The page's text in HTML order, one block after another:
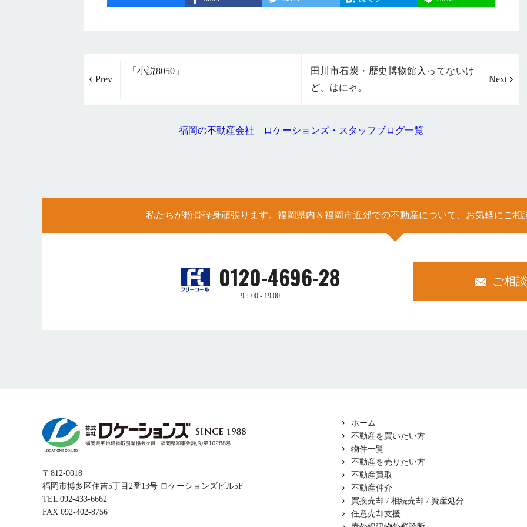
Prev
「小説8050」
Next
田川市石炭・歴史博物館入ってないけ
ど、はにゃ。
福岡の不動産会社 ロケーションズ・スタッフブログ一覧
私たちが粉骨砕身頑張ります。福岡県内＆福岡市近郊での不動産について、お気軽にご相
0120-4696-28
9：00 - 19:00
ご相
〒812-0018
福岡市博多区住吉5丁目2番13号 ロケーションズビル5F
TEL 092-433-6662
FAX 092-402-8756
ホーム
不動産を買いたい方
物件一覧
不動産を売りたい方
不動産買取
不動産仲介
買換売却 / 相続売却 / 資産処分
任意売却支援